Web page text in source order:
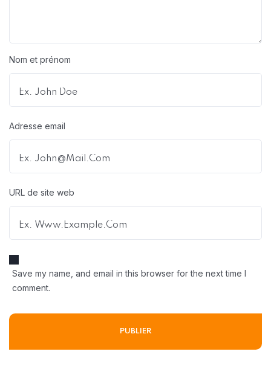
Nom et prénom
Adresse email
URL de site web
Save my name, and email in this browser for the next time I
comment.